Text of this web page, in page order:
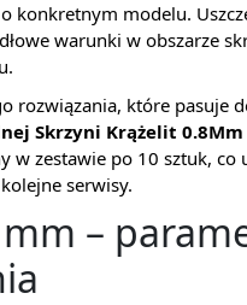
konkretnym modelu.
warunki w obszarze
rozwiązania, które
Skrzyni Krążelit
w zestawie po 10 sztuk,
serwisy.
–